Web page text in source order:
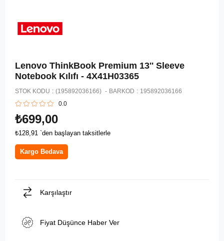
Lenovo ThinkBook Premium 13'' Sleeve
Notebook Kılıfı - 4X41H03365
STOK KODU (195892036166) BARKOD : 195892036166
0.0
₺699,00
₺128,91 `den başlayan taksitlerle
Kargo Bedava
Karşılaştır
Fiyat Düşünce Haber Ver